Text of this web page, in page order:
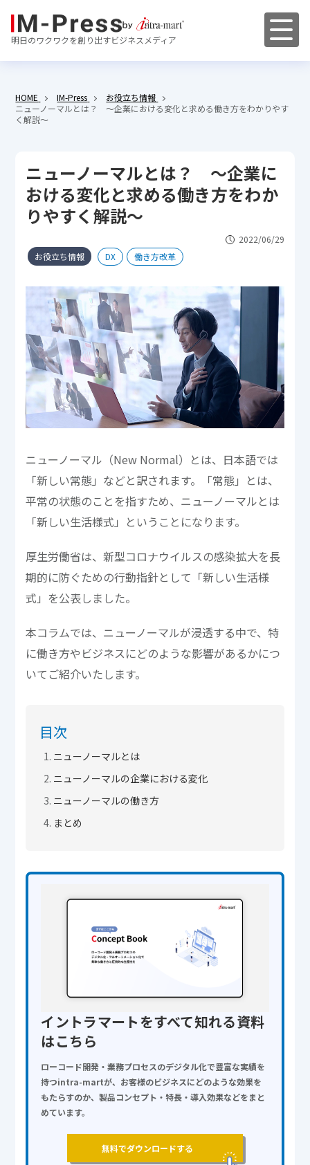
明日のワクワクを創り出すビジネスメディア
HOME IM-Press
お役立ち情報
ニューノーマルとは？ ～企業における変化と求める働き方をわかりやす
く解説～
ニューノーマルとは？ ～企業に
おける変化と求める働き方をわか
りやすく解説～
2022/06/29
お役立ち情報
DX 働き方改革
ニューノーマル（New Normal）とは、日本語では
「新しい常態」などと訳されます。「常態」とは、
平常の状態のことを指すため、ニューノーマルとは
「新しい生活様式」ということになります。
厚生労働省は、新型コロナウイルスの感染拡大を長
期的に防ぐための行動指針として「新しい生活様
式」を公表しました。
本コラムでは、ニューノーマルが浸透する中で、特
に働き方やビジネスにどのような影響があるかにつ
いてご紹介いたします。
目次
ニューノーマルとは
ニューノーマルの企業における変化
ニューノーマルの働き方
まとめ
イントラマートをすべて知れる資料
はこちら
ローコード開発・業務プロセスのデジタル化で豊富な実績を
持つintra-martが、お客様のビジネスにどのような効果を
もたらすのか、製品コンセプト・特長・導入効果などをまと
めています。
無料でダウンロードする